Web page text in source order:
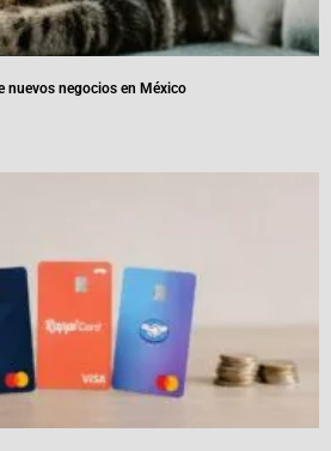
nuevos negocios en México